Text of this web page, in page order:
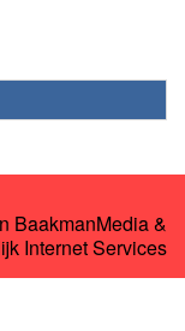
BaakmanMedia&
Internet Services